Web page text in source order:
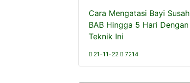
Cara Mengatasi Bayi Susah
BAB Hingga 5 Hari Dengan
Teknik Ini
21-11-22 7214